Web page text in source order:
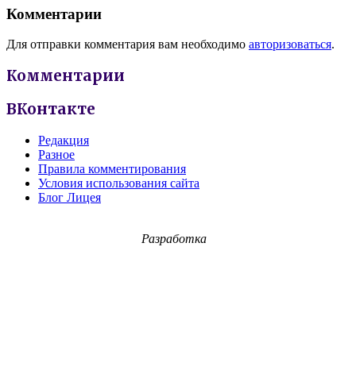
Комментарии
Для отправки комментария вам необходимо авторизоваться.
Комментарии
ВКонтакте
Редакция
Разное
Правила комментирования
Условия использования сайта
Блог Лицея
Разработка